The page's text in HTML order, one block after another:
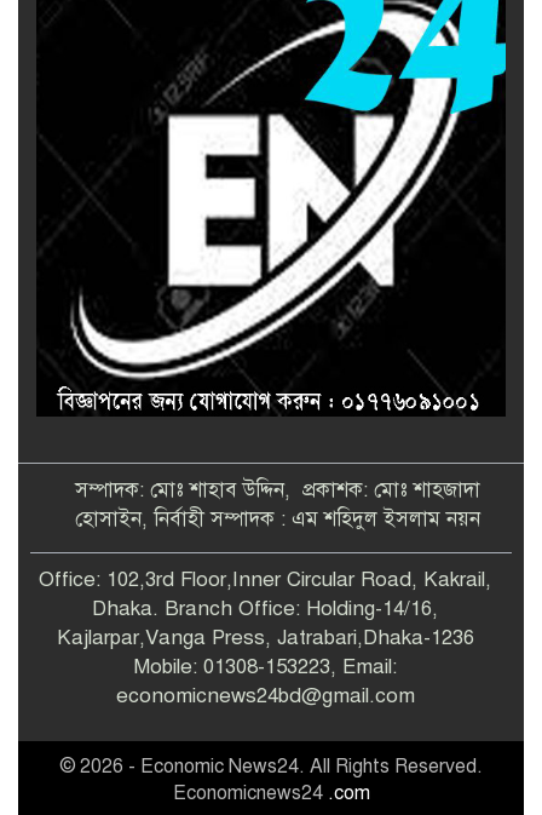
সম্পাদক: মোঃ শাহাব উদ্দিন, প্রকাশক: মোঃ শাহজাদা
হোসাইন, নির্বাহী সম্পাদক : এম শহিদুল ইসলাম নয়ন
Office: 102,3rd Floor,Inner Circular Road, Kakrail,
Dhaka. Branch Office: Holding-14/16,
Kajlarpar,Vanga Press, Jatrabari,Dhaka-1236
Mobile: 01308-153223, Email:
economicnews24bd@gmail.com
© 2026 - Economic News24. All Rights Reserved.
Economicnews24 .com